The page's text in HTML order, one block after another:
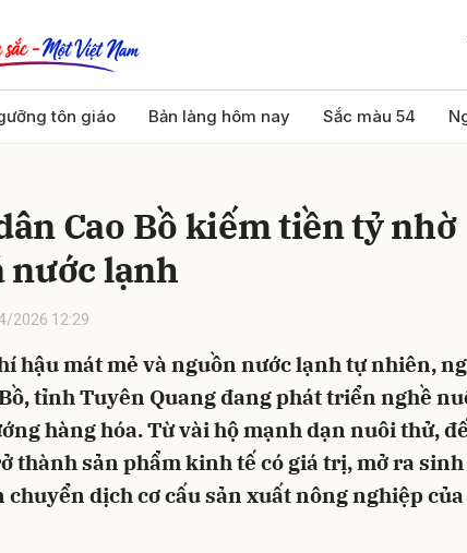
tôn giáo Bản làng hôm nay Sắc màu 54
Cao Bồ kiếm tiền tỷ nhờ
nước lạnh
2026 12:29
hậu mát mẻ và nguồn nước lạnh tự nhiên,
tỉnh Tuyên Quang đang phát triển nghề
hàng hóa. Từ vài hộ mạnh dạn nuôi thử,
thành sản phẩm kinh tế có giá trị, mở ra
chuyển dịch cơ cấu sản xuất nông nghiệp
Gửi bình luận